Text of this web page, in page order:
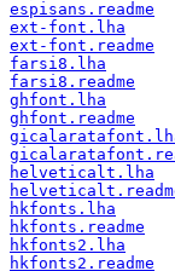
espisans.readme
ext-font.lha
ext-font.readme
farsi8.lha
farsi8.readme
ghfont.lha
ghfont.readme
helveticalt.lha
hkfonts.lha
hkfonts.readme
hkfonts2.lha
hkfonts2.readme